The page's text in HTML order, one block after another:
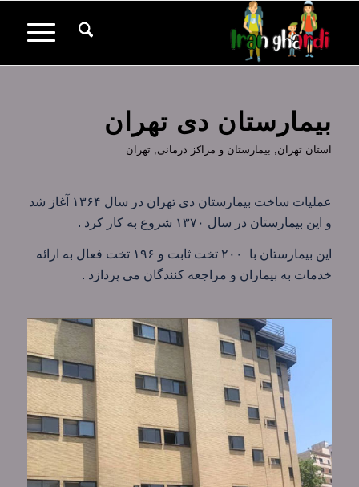
بیمارستان دی تهران
استان تهران, بیمارستان و مراکز درمانی, تهران
عملیات ساخت بیمارستان دی تهران در سال ۱۳۶۴ آغاز شد
و این بیمارستان در سال ۱۳۷۰ شروع به کار کرد .
این بیمارستان با ۲۰۰ تخت ثابت و ۱۹۶ تخت فعال به ارائه
خدمات به بیماران و مراجعه کنندگان می پردازد .